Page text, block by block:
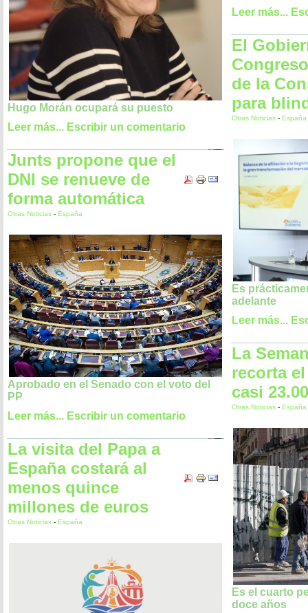
Hugo Morán ocupará su puesto
Leer más... Escribir un comentario
Junts propone que el
DNI se renueve de
forma automática
Otras Noticias - España
Aprobado en el Senado con el voto del
PP
Leer más... Escribir un comentario
La visita del Papa a
España costará al
menos quince
millones de euros
Otras Noticias - España
Leer más...
El
de la
para
Otras Noticias - España
Es
adelante
Leer más...
La
recorta
casi
Otras Noticias - España
Es el cuarto
doce años